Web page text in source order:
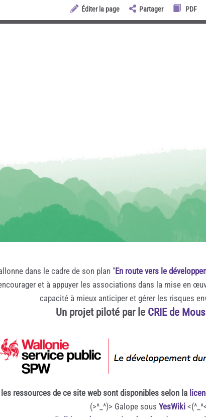
Éditer la page Partager PDF
dans le cadre de son plan "En route vers le
et à appuyer les associations dans la mise en
capacité à mieux anticiper et gérer les risques
Un projet piloté par le CRIE de
ressources de ce site web sont disponibles selon la
(>^_^)> Galope sous YesWiki